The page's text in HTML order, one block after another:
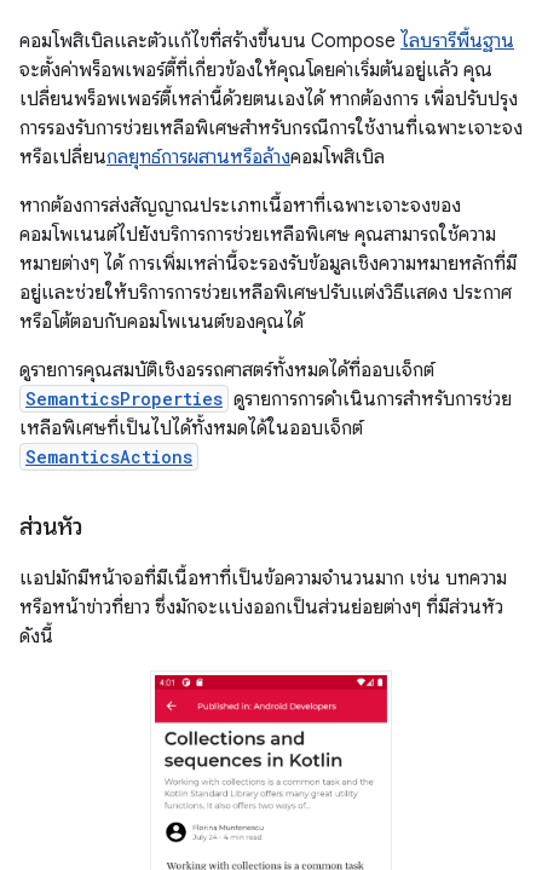
คอมโพสิเบิลและตัวแก้ไขที่สร้างขึ้นบน Compose ไลบรารีพื้นฐาน
จะตั้งค่าพร็อพเพอร์ตี้ที่เกี่ยวข้องให้คุณโดยค่าเริ่มต้นอยู่แล้ว คุณ
เปลี่ยนพร็อพเพอร์ตี้เหล่านี้ด้วยตนเองได้ หากต้องการ เพื่อปรับปรุง
การรองรับการช่วยเหลือพิเศษสำหรับกรณีการใช้งานที่เฉพาะเจาะจง
หรือเปลี่ยนกลยุทธ์การผสานหรือล้างคอมโพสิเบิล
หากต้องการส่งสัญญาณประเภทเนื้อหาที่เฉพาะเจาะจงของ
คอมโพเนนต์ไปยังบริการการช่วยเหลือพิเศษ คุณสามารถใช้ความ
หมายต่างๆ ได้ การเพิ่มเหล่านี้จะรองรับข้อมูลเชิงความหมายหลักที่มี
อยู่และช่วยให้บริการการช่วยเหลือพิเศษปรับแต่งวิธีแสดง ประกาศ
หรือโต้ตอบกับคอมโพเนนต์ของคุณได้
ดูรายการคุณสมบัติเชิงอรรถศาสตร์ทั้งหมดได้ที่ออบเจ็กต์
SemanticsProperties ดูรายการการดำเนินการสำหรับการช่วย
เหลือพิเศษที่เป็นไปได้ทั้งหมดได้ในออบเจ็กต์
SemanticsActions
ส่วนหัว
แอปมักมีหน้าจอที่มีเนื้อหาที่เป็นข้อความจำนวนมาก เช่น บทความ
หรือหน้าข่าวที่ยาว ซึ่งมักจะแบ่งออกเป็นส่วนย่อยต่างๆ ที่มีส่วนหัว
ดังนี้